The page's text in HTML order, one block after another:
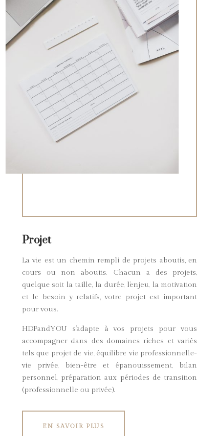
Projet
La vie est un chemin rempli de projets aboutis, en
cours ou non aboutis. Chacun a des projets,
quelque soit la taille, la durée, l’enjeu, la motivation
et le besoin y relatifs, votre projet est important
pour vous.
HDPandYOU s’adapte à vos projets pour vous
accompagner dans des domaines riches et variés
tels que projet de vie, équilibre vie professionnelle-
vie privée, bien-être et épanouissement, bilan
personnel, préparation aux périodes de transition
(professionnelle ou privée).
EN SAVOIR PLUS